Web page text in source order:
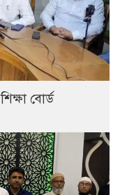
বোর্ড